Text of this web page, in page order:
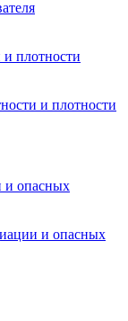
плотности
и плотности
и опасных
и опасных